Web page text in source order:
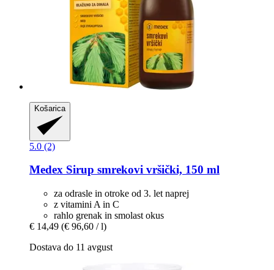
Košarica
5.0 (2)
Medex Sirup smrekovi vršički, 150 ml
za odrasle in otroke od 3. let naprej
z vitamini A in C
rahlo grenak in smolast okus
€ 14,49 (€ 96,60 / l)
Dostava do 11 avgust